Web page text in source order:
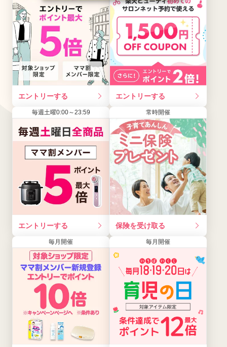
エントリーする エントリーする
毎週土曜0:00～23:59
エントリーする
常時開催
保険を受け取る
毎月開催 毎月開催